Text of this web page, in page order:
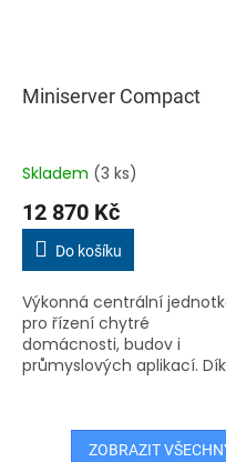
Miniserver Compact
Skladem (3 ks)
12 870 Kč
Do košíku
Výkonná centrální
pro řízení chytré
domácnosti, budov i
průmyslových aplikací.
a Tree Turbo, umožňuje
snadnou...ZOBRAZIT